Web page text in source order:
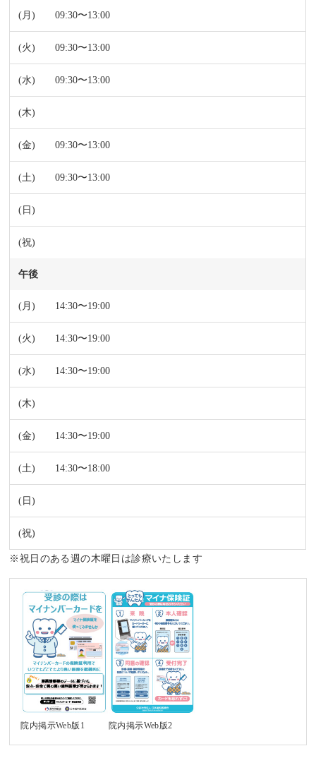
09:30〜13:00
09:30〜13:00
09:30〜13:00
09:30〜13:00
09:30〜13:00
午後
14:30〜19:00
14:30〜19:00
14:30〜19:00
14:30〜19:00
14:30〜18:00
※祝日のある週の木曜日は診療いたします
院内掲示Web版1 院内掲示Web版2